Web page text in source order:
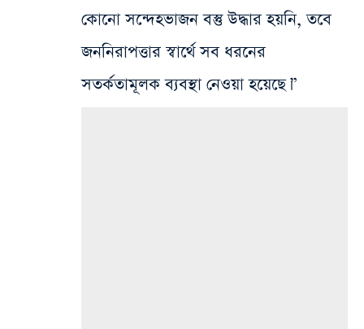
কোনো সন্দেহভাজন বস্তু উদ্ধার হয়নি, তবে
জননিরাপত্তার স্বার্থে সব ধরনের
সতর্কতামূলক ব্যবস্থা নেওয়া হয়েছে।”